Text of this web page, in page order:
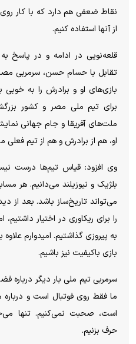
نقاط ضعفی هم دارد که با کار
از آنها استفاده کنیم.
قلعه‌نویی در ادامه و در پاسخ به
تقابل با حسام حسن، سرمربی
بازی‌های او و برادرش را به خوبی
برای تیم ملی مصر و کشور
ملت‌های آفریقا و جام جهانی
او، هم از برادرش و هم از تیم فعلی
وی افزود: قیاس تیم‌ها درست
بلژیک و نیوزیلند می‌دانیم. هر
می‌تواند تاریخ‌ساز باشد. بعد از
را برای ریکاوری در اختیار
به پیروزی گذاشتیم. امیدوارم
بازی باکیفیت نیز باشیم.
سرمربی تیم ملی بار دیگر درباره
ما فقط روی فوتبال است و
است، صحبت نمی‌کنیم. تنها
حرف بزنیم.